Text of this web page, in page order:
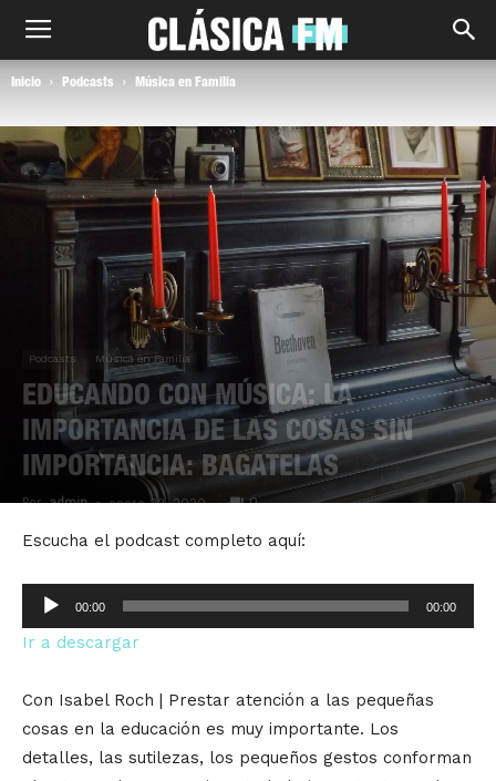
Inicio Podcasts Música en Familia
Podcasts Música en Familia
EDUCANDO CON MÚSICA: LA
IMPORTANCIA DE LAS COSAS SIN
IMPORTANCIA: BAGATELAS
Por admin - enero 22, 2020 0
Escucha el podcast completo aquí:
Reproductor
de
audio
00:00 00:00
Ir a descargar
Con Isabel Roch | Prestar atención a las pequeñas
cosas en la educación es muy importante. Los
detalles, las sutilezas, los pequeños gestos conforman